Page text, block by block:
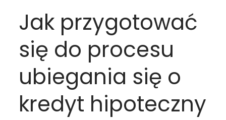
Jak przygotować
się do procesu
ubiegania się o
kredyt hipoteczny